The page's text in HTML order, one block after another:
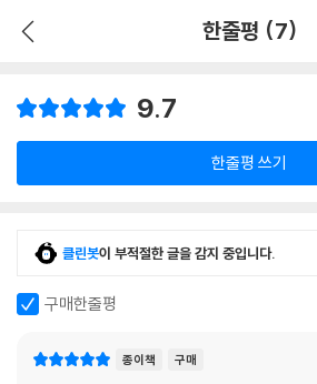
한줄평 (7)
9.7
한줄평 쓰기
클린봇이 부적절한 글을 감지 중입니다.
구매한줄평
종이책 구매